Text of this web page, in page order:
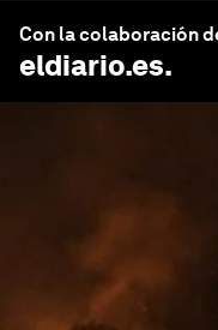
Con la colaboración
eldiario.es.